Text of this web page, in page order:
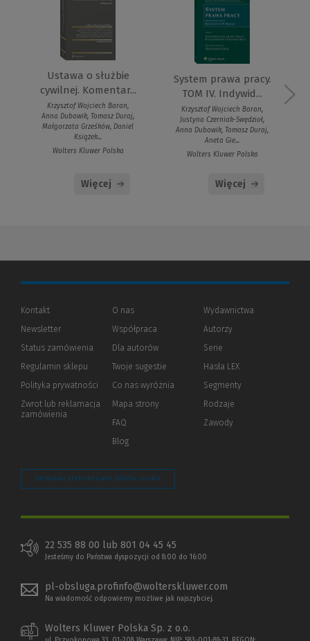
Ustawa o służbie
cywilnej. Komentar...
Krzysztof Wojciech Baran,
Anna Dubowik, Tomasz Duraj,
Małgorzata Grześków, Daniel
Książek...
Wolters Kluwer Polska
Więcej
System prawa pracy.
TOM IV. Indywid...
Krzysztof Wojciech Baran,
Justyna Czerniak-Swędzioł,
Anna Dubowik, Tomasz Duraj,
Aneta Gie...
Wolters Kluwer Polska
Więcej
Kontakt
Newsletter
Status zamówienia
Regulamin sklepu
Polityka prywatności (Nowe
(Link
innej
Zwrot lub reklamacja
zamówienia
O nas
Współpraca
Dla autorów(Nowe
(Link
innej
Twoje sugestie
Co nas wyróżnia
Mapa strony
FAQ
Blog
Wydawnictwa
Autorzy
Serie
Hasła LEX
Segmenty
Rodzaje
Zawody
Zarządzaj preferencjami plików cookie
22 535 88 00 lub 801 04 45 45
Jesteśmy do Państwa dyspozycji od 8:00 do 16:00
pl-obsluga.profinfo@wolterskluwer.com
Na wiadomość odpowiemy możliwe jak najszybciej.
Wolters Kluwer Polska Sp. z o.o.